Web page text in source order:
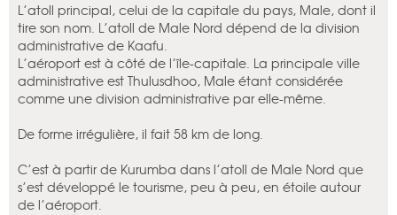
L’atoll principal, celui de la capitale du pays, Male, dont il
tire son nom. L’atoll de Male Nord dépend de la division
administrative de Kaafu.
L’aéroport est à côté de l’île-capitale. La principale ville
administrative est Thulusdhoo, Male étant considérée
comme une division administrative par elle-même.
De forme irrégulière, il fait 58 km de long.
C’est à partir de Kurumba dans l’atoll de Male Nord que
s’est développé le tourisme, peu à peu, en étoile autour
de l’aéroport.